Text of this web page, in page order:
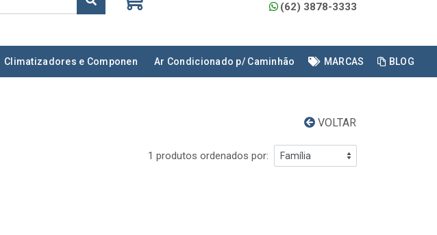
(62) 3878-3333
Climatizadores e Componen Ar Condicionado p/ Caminhão MARCAS BLOG
VOLTAR
1 produtos ordenados por: